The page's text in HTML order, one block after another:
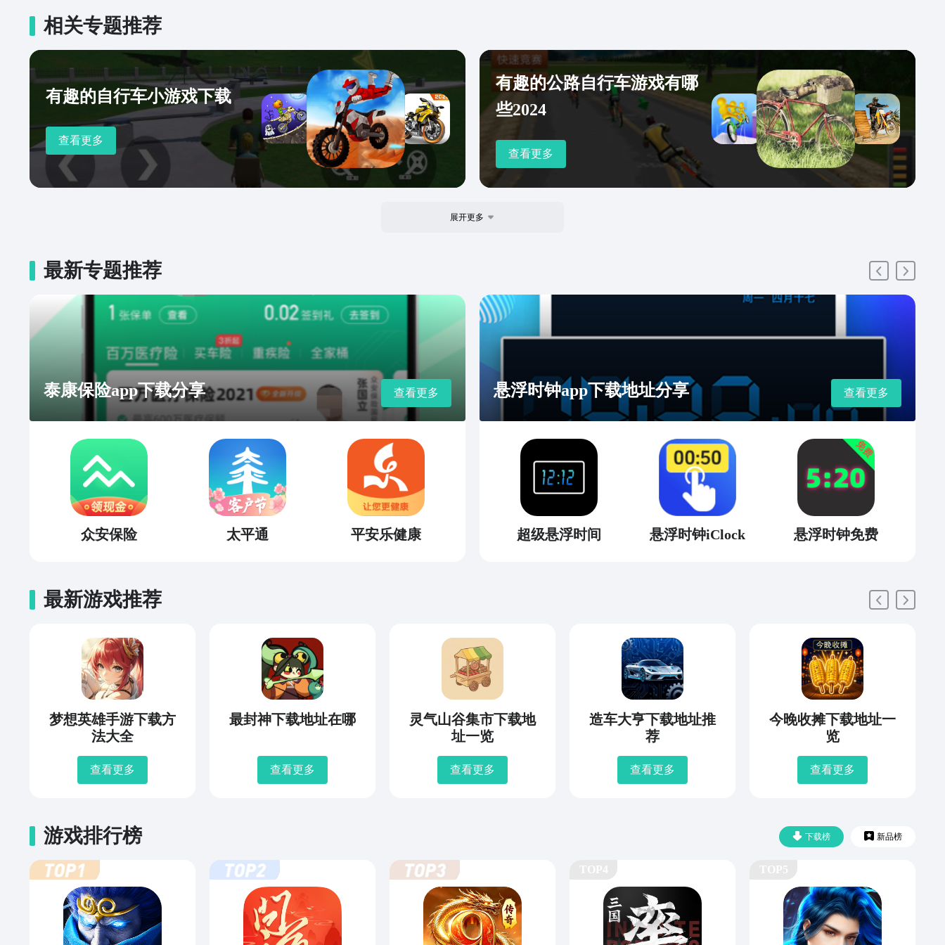
相关专题推荐
有趣的自行车小游戏下载
查看更多
有趣的公路自行车游戏有哪
些2024
查看更多
展开更多
最新专题推荐
泰康保险app下载分享 查看更多
众安保险 太平通 平安乐健康
悬浮时钟app下载地址分享 查看更多
超级悬浮时间 悬浮时钟iClock 悬浮时钟免费
最新游戏推荐
梦想英雄手游下载方
法大全
查看更多
最封神下载地址在哪
查看更多
灵气山谷集市下载地
址一览
查看更多
造车大亨下载地址推
荐
查看更多
今晚收摊下载地址一
览
查看更多
下载榜 新品榜
游戏排行榜